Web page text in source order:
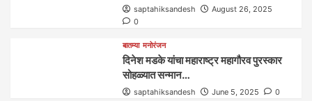
saptahiksandesh
August 26, 2025
0
बातम्या मनोरंजन
दिनेश मडके यांचा महाराष्ट्र महागौरव‌ पुरस्कार‌‌‌
सोहळ्यात सन्मान…
saptahiksandesh June 5, 2025 0